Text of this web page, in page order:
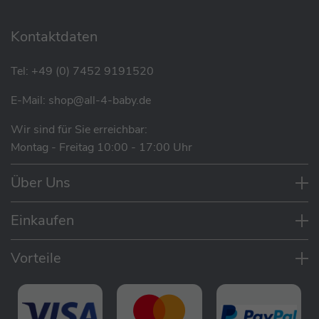
Vielseitig einsetzbar, da es für alle
Stillpositionen geeignet ist
Perfekt zum Schlafen nutzbar, so dass Bauch,
Beine und Arme gut gestützt sind
Hochwertig & extra strapazierfähig für extra
Die Dinkelspelzen sind mehrfach gereinigt
und wärmebehandelt
Kontaktdaten
Tel: +49 (0) 7452 9191520
E-Mail: shop@all-4-baby.de
Wir sind für Sie erreichbar:
Montag - Freitag 10:00 - 17:00 Uhr
Über Uns
Einkaufen
Vorteile